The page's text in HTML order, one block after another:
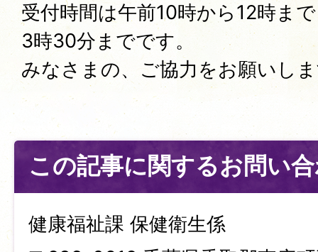
受付時間は午前10時から12時ま
3時30分までです。
みなさまの、ご協力をお願いし
この記事に関するお問い
健康福祉課 保健衛生係